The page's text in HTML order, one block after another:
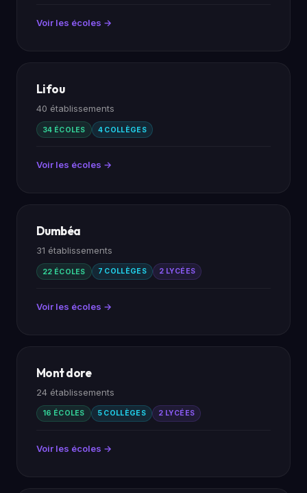
Voir les écoles →
Lifou
40 établissements
34 ÉCOLES 4 COLLÈGES
Voir les écoles →
Dumbéa
31 établissements
22 ÉCOLES 7 COLLÈGES 2 LYCÉES
Voir les écoles →
Mont dore
24 établissements
16 ÉCOLES 5 COLLÈGES 2 LYCÉES
Voir les écoles →